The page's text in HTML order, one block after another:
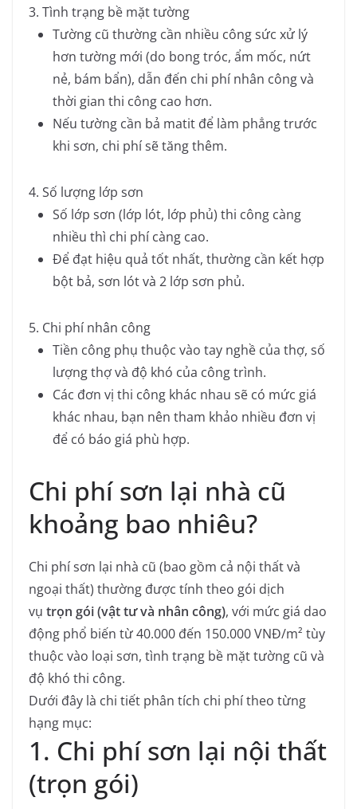
3. Tình trạng bề mặt tường
Tường cũ thường cần nhiều công sức xử lý
hơn tường mới (do bong tróc, ẩm mốc, nứt
nẻ, bám bẩn), dẫn đến chi phí nhân công và
thời gian thi công cao hơn.
Nếu tường cần bả matit để làm phẳng trước
khi sơn, chi phí sẽ tăng thêm.
4. Số lượng lớp sơn
Số lớp sơn (lớp lót, lớp phủ) thi công càng
nhiều thì chi phí càng cao.
Để đạt hiệu quả tốt nhất, thường cần kết hợp
bột bả, sơn lót và 2 lớp sơn phủ.
5. Chi phí nhân công
Tiền công phụ thuộc vào tay nghề của thợ, số
lượng thợ và độ khó của công trình.
Các đơn vị thi công khác nhau sẽ có mức giá
khác nhau, bạn nên tham khảo nhiều đơn vị
để có báo giá phù hợp.
Chi phí sơn lại nhà cũ
khoảng bao nhiêu?
Chi phí sơn lại nhà cũ (bao gồm cả nội thất và
ngoại thất) thường được tính theo gói dịch
vụ trọn gói (vật tư và nhân công), với mức giá dao
động phổ biến từ 40.000 đến 150.000 VNĐ/m² tùy
thuộc vào loại sơn, tình trạng bề mặt tường cũ và
độ khó thi công.
Dưới đây là chi tiết phân tích chi phí theo từng
hạng mục:
1. Chi phí sơn lại nội thất
(trọn gói)